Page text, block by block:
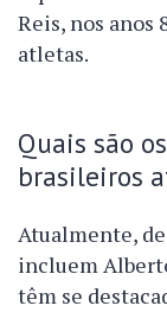
Reis, nos anos
atletas.
Quais são
brasileiros
Atualmente,
incluem
têm se